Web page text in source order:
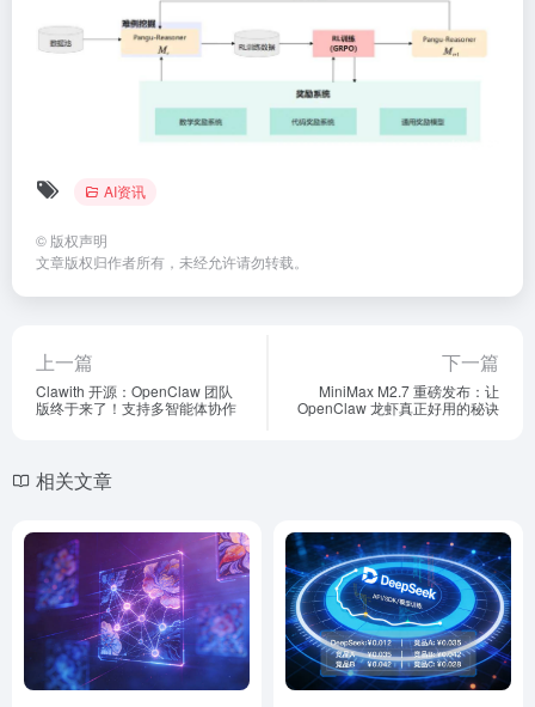
AI资讯
© 版权声明
文章版权归作者所有，未经允许请勿转载。
上一篇
Clawith 开源：OpenClaw 团队
版终于来了！支持多智能体协作
下一篇
MiniMax M2.7 重磅发布：让
OpenClaw 龙虾真正好用的秘诀
相关文章